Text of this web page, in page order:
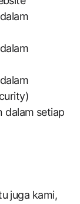
dalam setiap
juga kami,